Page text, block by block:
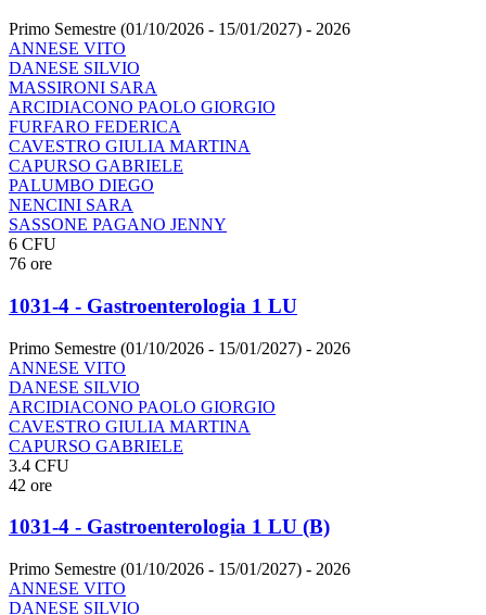
Primo Semestre (01/10/2026 - 15/01/2027) - 2026
ANNESE VITO
DANESE SILVIO
MASSIRONI SARA
ARCIDIACONO PAOLO GIORGIO
FURFARO FEDERICA
CAVESTRO GIULIA MARTINA
CAPURSO GABRIELE
PALUMBO DIEGO
NENCINI SARA
SASSONE PAGANO JENNY
6 CFU
76 ore
1031-4 - Gastroenterologia 1 LU
Primo Semestre (01/10/2026 - 15/01/2027) - 2026
ANNESE VITO
DANESE SILVIO
ARCIDIACONO PAOLO GIORGIO
CAVESTRO GIULIA MARTINA
CAPURSO GABRIELE
3.4 CFU
42 ore
1031-4 - Gastroenterologia 1 LU (B)
Primo Semestre (01/10/2026 - 15/01/2027) - 2026
ANNESE VITO
DANESE SILVIO